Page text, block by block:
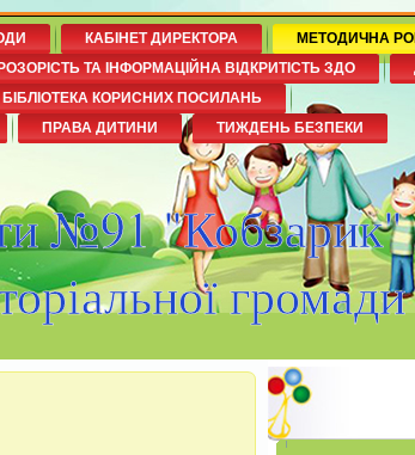
№91 "Кобзарик"
громади
КАБІНЕТ ДИРЕКТОРА
МЕТОДИЧНА
ТА ІНФОРМАЦІЙНА ВІДКРИТІСТЬ ЗДО
БІБЛІОТЕКА КОРИСНИХ ПОСИЛАНЬ
ПРАВА ДИТИНИ ТИЖДЕНЬ БЕЗПЕКИ